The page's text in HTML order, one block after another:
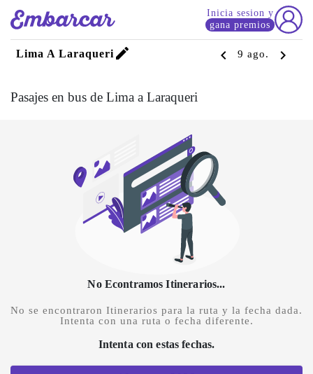
Inicia sesion y
gana premios
Lima A Laraqueri edit chevron_left 9 ago. chevron_right
Pasajes en bus de Lima a Laraqueri
No Econtramos Itinerarios...
No se encontraron Itinerarios para la ruta y la fecha dada.
Intenta con una ruta o fecha diferente.
Intenta con estas fechas.